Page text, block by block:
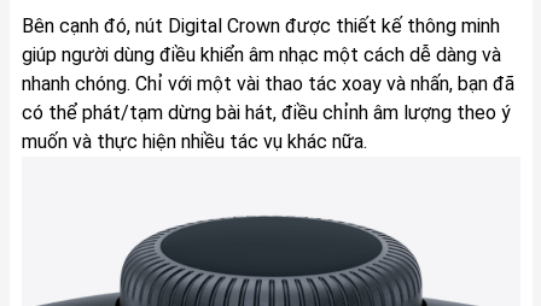
Bên cạnh đó, nút Digital Crown được thiết kế thông minh
giúp người dùng điều khiển âm nhạc một cách dễ dàng và
nhanh chóng. Chỉ với một vài thao tác xoay và nhấn, bạn đã
có thể phát/tạm dừng bài hát, điều chỉnh âm lượng theo ý
muốn và thực hiện nhiều tác vụ khác nữa.